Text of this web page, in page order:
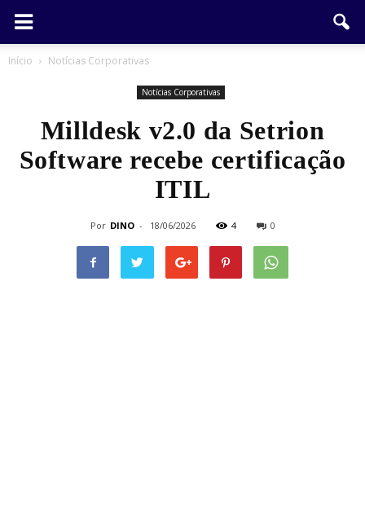
Início Notícias Corporativas
Notícias Corporativas
Milldesk v2.0 da Setrion
Software recebe certificação
ITIL
Por DINO - 18/06/2026 4 0